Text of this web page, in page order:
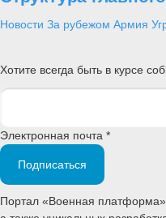
Новости За рубежом Армия
Хотите всегда быть в курсе
Электронная почта *
Подписаться
Портал «Военная